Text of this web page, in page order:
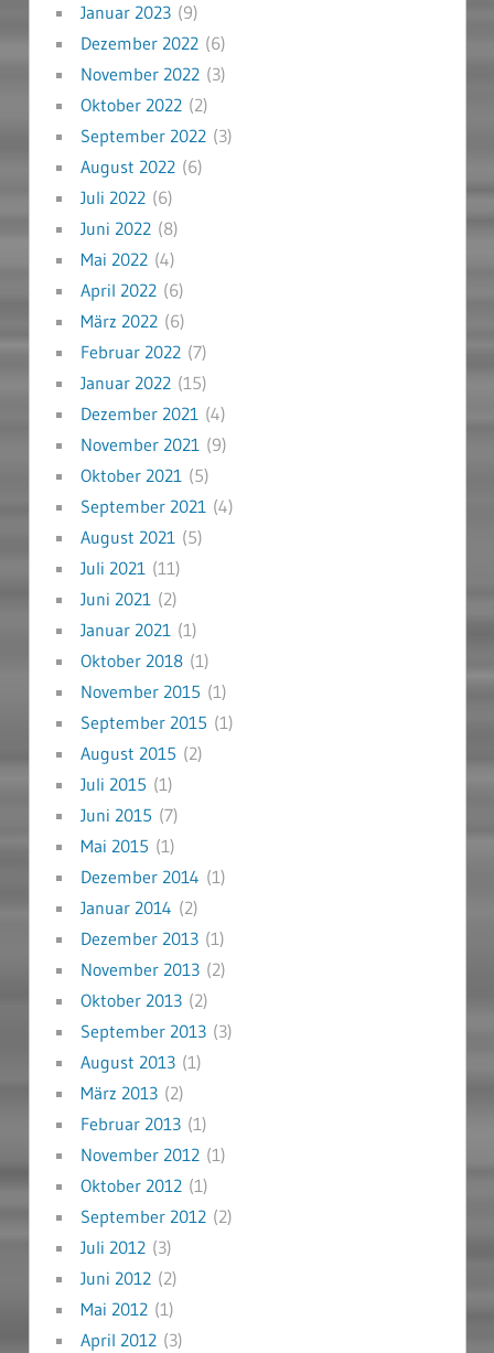
Januar 2023(9)
Dezember 2022(6)
November 2022(3)
Oktober 2022(2)
September 2022(3)
August 2022(6)
Juli 2022(6)
Juni 2022(8)
Mai 2022(4)
April 2022(6)
März 2022(6)
Februar 2022(7)
Januar 2022(15)
Dezember 2021(4)
November 2021(9)
Oktober 2021(5)
September 2021(4)
August 2021(5)
Juli 2021(11)
Juni 2021(2)
Januar 2021(1)
Oktober 2018(1)
November 2015 (1)
September 2015 (1)
August 2015 (2)
Juli 2015 (1)
Juni 2015 (7)
Mai 2015 (1)
Dezember 2014 (1)
Januar 2014 (2)
Dezember 2013(1)
November 2013(2)
Oktober 2013(2)
September 2013(3)
August 2013(1)
März 2013(2)
Februar 2013(1)
November 2012(1)
Oktober 2012(1)
September 2012(2)
Juli 2012(3)
Juni 2012(2)
Mai 2012(1)
April 2012(3)